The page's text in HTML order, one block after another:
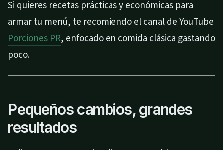
Si quieres recetas prácticas y económicas para
armar tu menú, te recomiendo el canal de YouTube
Porciones PR, enfocado en comida clásica gastando
poco.
Pequeños cambios, grandes
resultados